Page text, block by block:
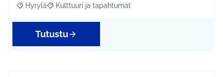
Rajaa tulokset aihepiirin mukaan: Hyrylä
Hyrylä Rajaa tulokset teeman mukaan: Kulttuuri ja
Kulttuuri ja tapahtumat
Tutustu